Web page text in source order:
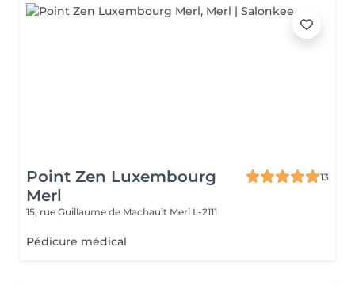
Point Zen Luxembourg
Merl
13
15, rue Guillaume de Machault Merl L-2111
Pédicure médical